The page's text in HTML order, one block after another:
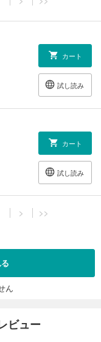
カート
試し読み
カート
試し読み
> >>
ん
ビュー